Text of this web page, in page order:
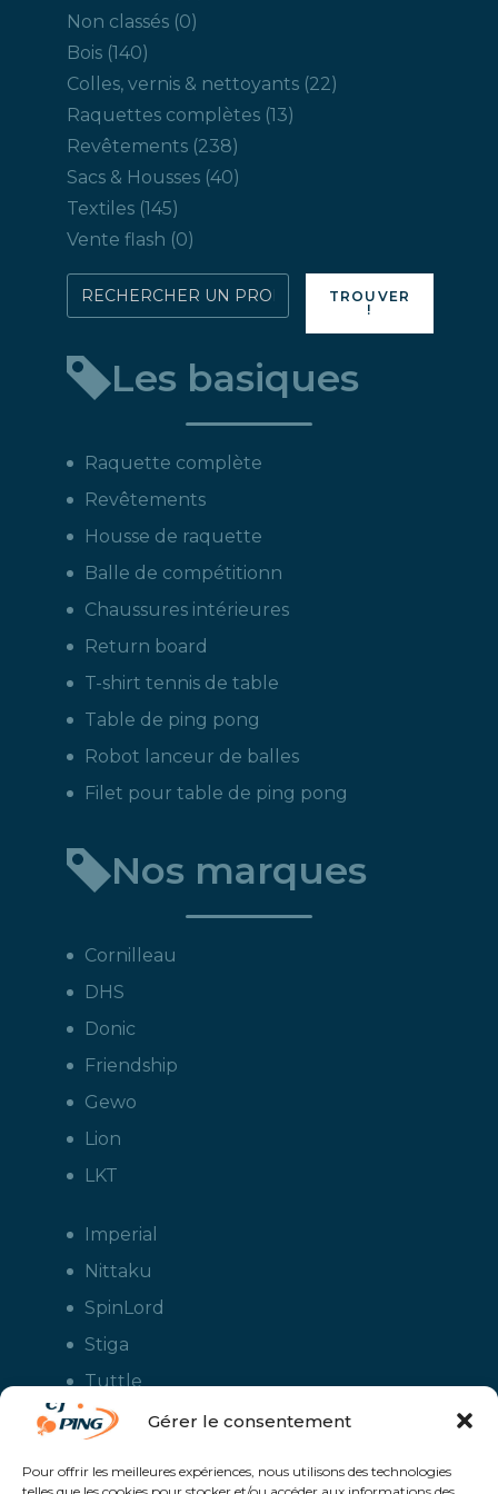
Gérer le consentement
Pour offrir les meilleures expériences, nous utilisons des technologies
produits
Non classés 00
Bois 140140
produits
Colles, vernis & nettoyants 2222
Raquettes complètes 1313
Revêtements 238238
produits
Sacs & Housses 4040
Textiles 145145
produits
Vente flash 00
Rechercher
directement
produit
:
TROUVER
!
Les basiques
Raquette complète
Revêtements
Housse de raquette
Balle de compétitionn
Chaussures intérieures
Return board
T-shirt tennis de table
Table de ping pong
Robot lanceur de balles
Filet pour table de ping pong
Nos marques
Cornilleau
DHS
Donic
Friendship
Gewo
Lion
LKT
Imperial
Nittaku
SpinLord
Stiga
Tuttle
Xiom